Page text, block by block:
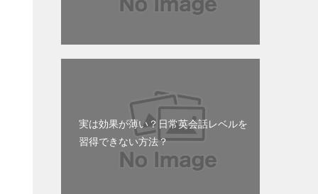
実は効果が薄い？日常英会話レベルを
習得できない方法？